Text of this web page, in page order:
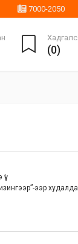
7000-2050
(0)
ээр